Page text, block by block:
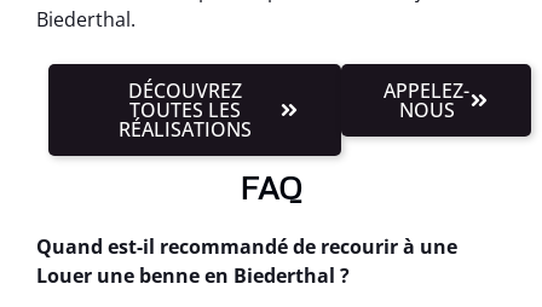
Biederthal.
DÉCOUVREZ
TOUTES LES
RÉALISATIONS
APPELEZ-
NOUS
FAQ
Quand est-il recommandé de recourir à une
Louer une benne en Biederthal ?